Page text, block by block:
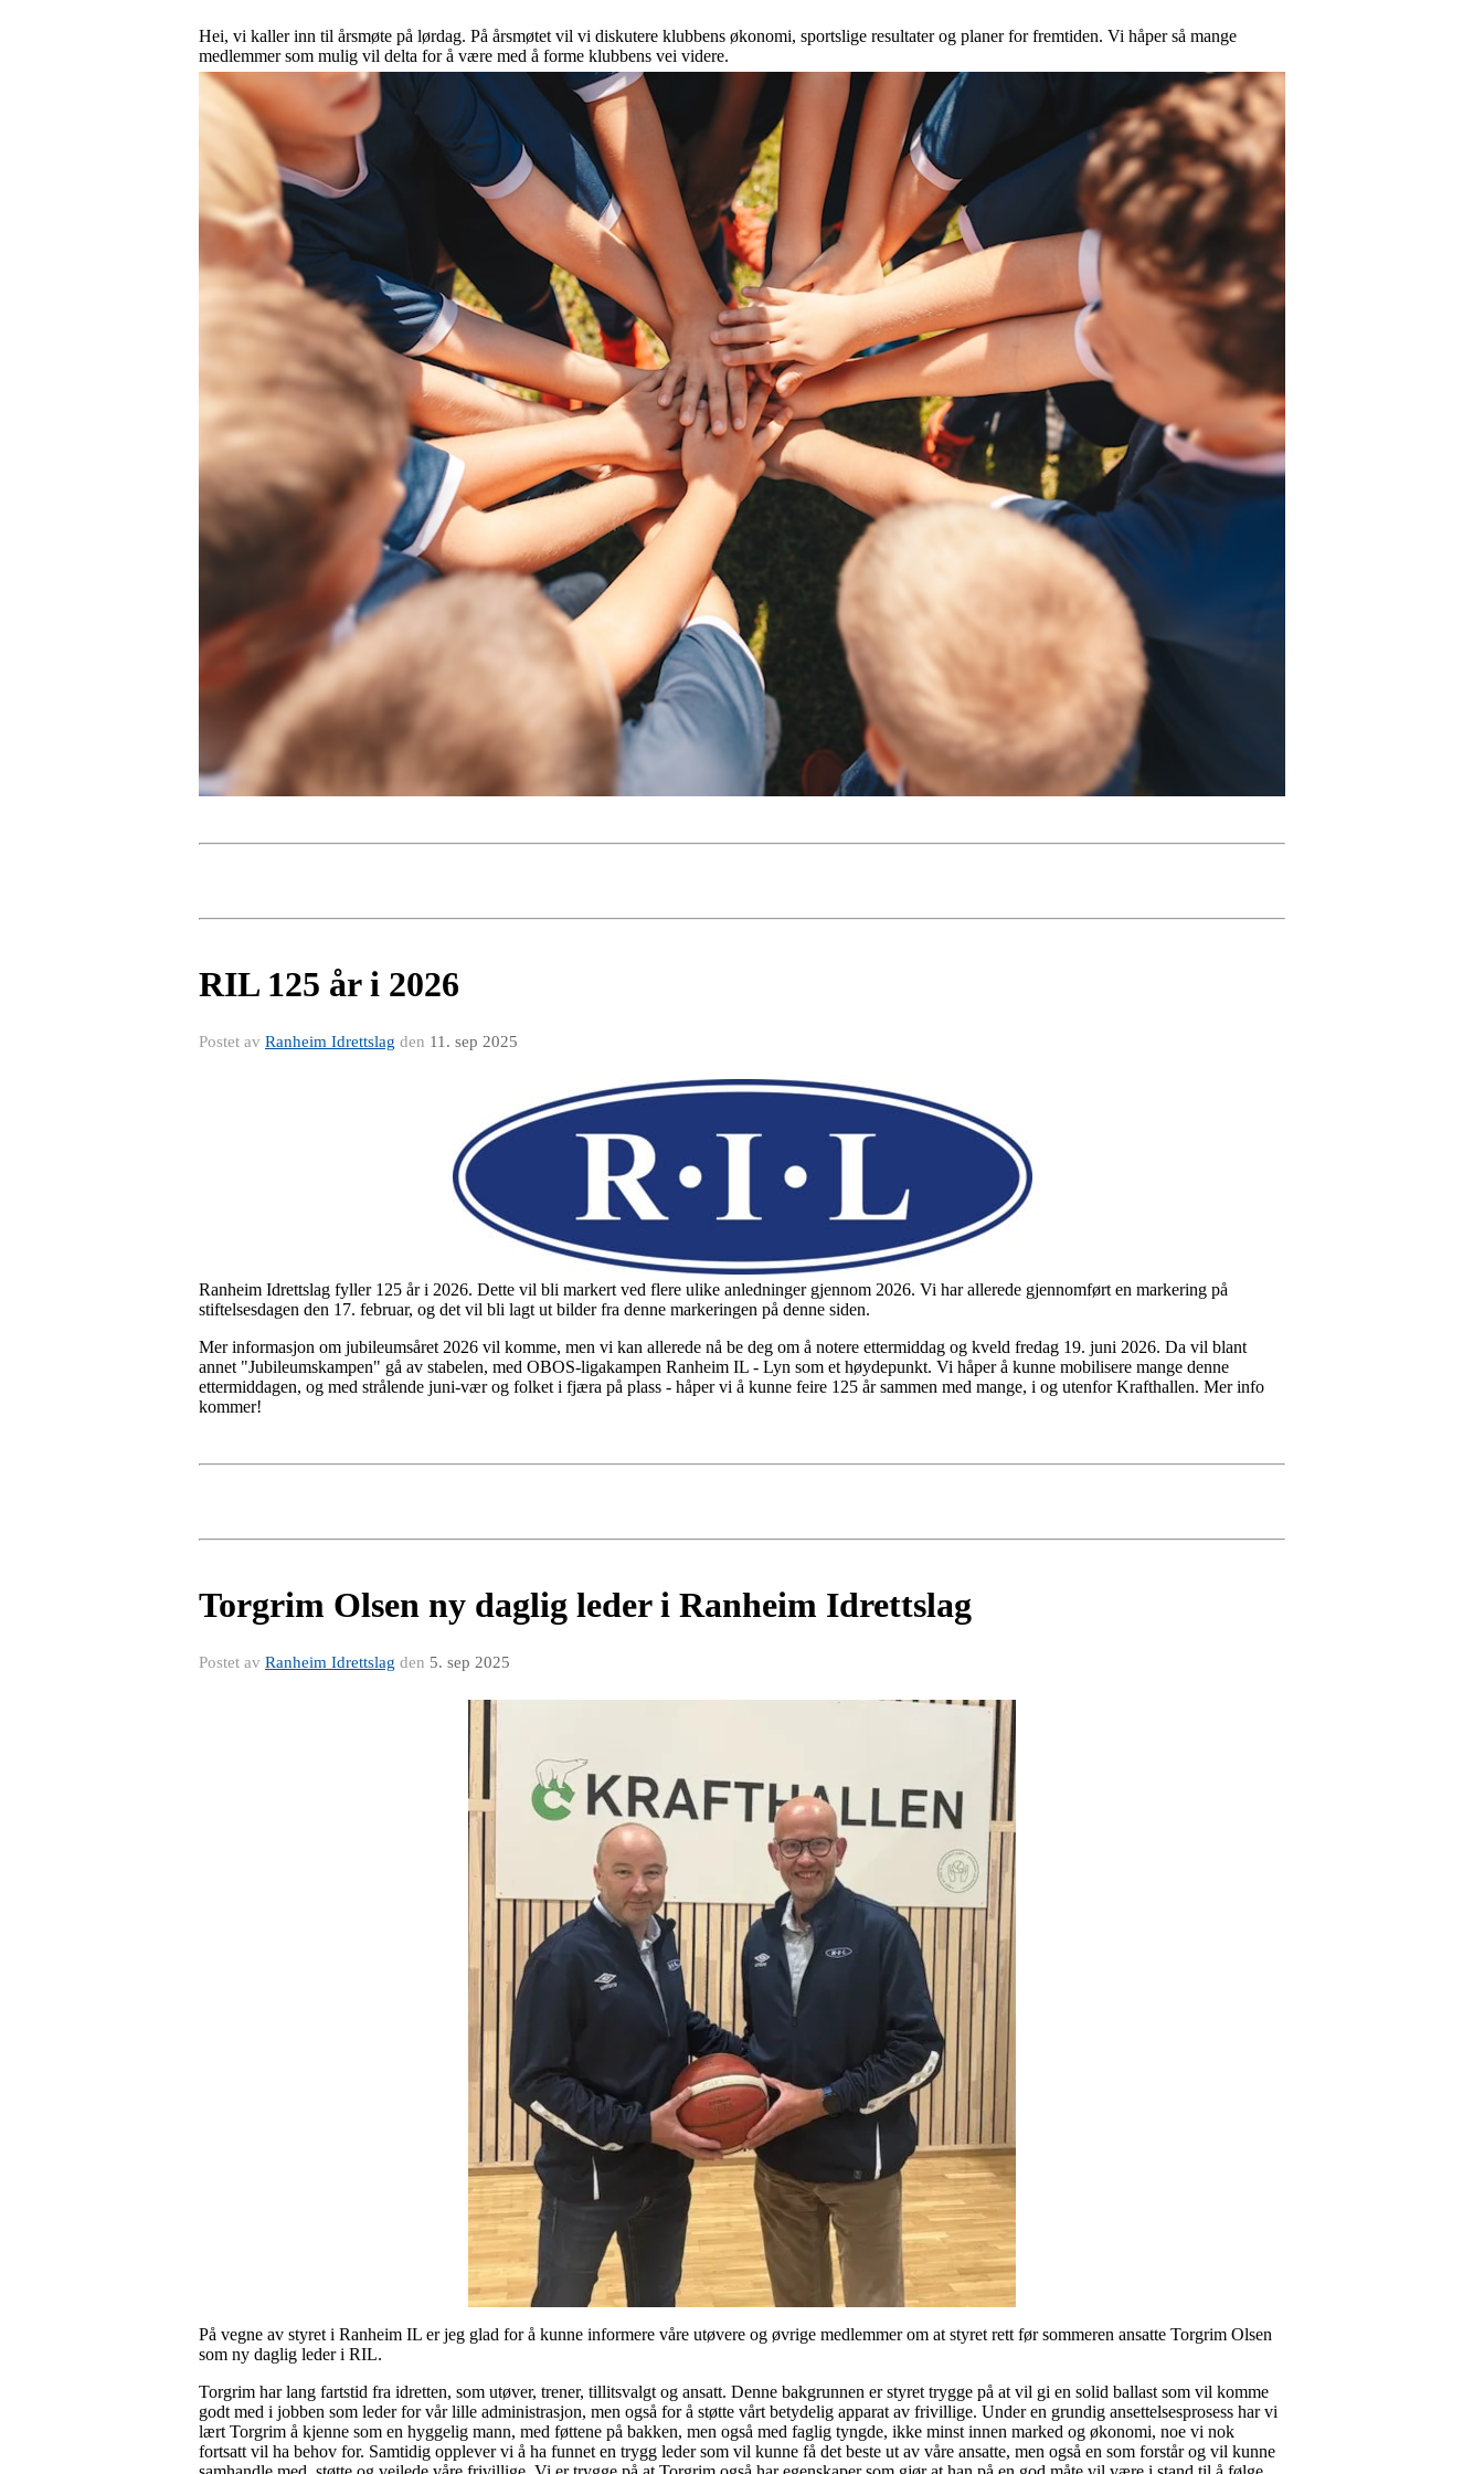
Hei, vi kaller inn til årsmøte på lørdag. På årsmøtet vil vi diskutere klubbens økonomi, sportslige resultater og planer for fremtiden. Vi håper så mange
medlemmer som mulig vil delta for å være med å forme klubbens vei videre.
RIL 125 år i 2026
Postet av Ranheim Idrettslag den 11. sep 2025
Ranheim Idrettslag fyller 125 år i 2026. Dette vil bli markert ved flere ulike anledninger gjennom 2026. Vi har allerede gjennomført en markering på
stiftelsesdagen den 17. februar, og det vil bli lagt ut bilder fra denne markeringen på denne siden.
Mer informasjon om jubileumsåret 2026 vil komme, men vi kan allerede nå be deg om å notere ettermiddag og kveld fredag 19. juni 2026. Da vil blant
annet "Jubileumskampen" gå av stabelen, med OBOS-ligakampen Ranheim IL - Lyn som et høydepunkt. Vi håper å kunne mobilisere mange denne
ettermiddagen, og med strålende juni-vær og folket i fjæra på plass - håper vi å kunne feire 125 år sammen med mange, i og utenfor Krafthallen. Mer info
kommer!
Torgrim Olsen ny daglig leder i Ranheim Idrettslag
Postet av Ranheim Idrettslag den 5. sep 2025
På vegne av styret i Ranheim IL er jeg glad for å kunne informere våre utøvere og øvrige medlemmer om at styret rett før sommeren ansatte Torgrim Olsen
som ny daglig leder i RIL.
Torgrim har lang fartstid fra idretten, som utøver, trener, tillitsvalgt og ansatt. Denne bakgrunnen er styret trygge på at vil gi en solid ballast som vil komme
godt med i jobben som leder for vår lille administrasjon, men også for å støtte vårt betydelig apparat av frivillige. Under en grundig ansettelsesprosess har vi
lært Torgrim å kjenne som en hyggelig mann, med føttene på bakken, men også med faglig tyngde, ikke minst innen marked og økonomi, noe vi nok
fortsatt vil ha behov for. Samtidig opplever vi å ha funnet en trygg leder som vil kunne få det beste ut av våre ansatte, men også en som forstår og vil kunne